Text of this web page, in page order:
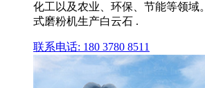
化工以及农业、环保、节能等领域
式磨粉机生产白云石 .
联系电话: 180 3780 8511